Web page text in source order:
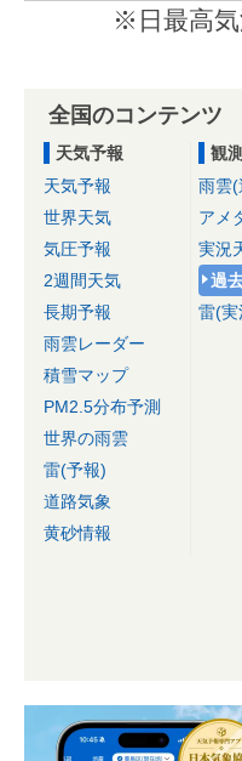
※日最高気
全国のコンテンツ
天気予報
天気予報
世界天気
気圧予報
2週間天気
長期予報
雨雲レーダー
積雪マップ
PM2.5分布予測
世界の雨雲
雷(予報)
道路気象
黄砂情報
観測
雨雲(
アメ
実況
過
雷(実